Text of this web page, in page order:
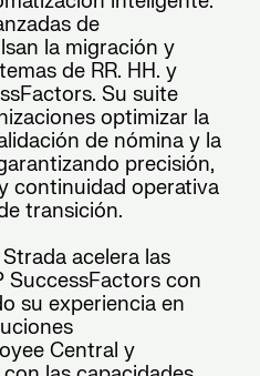
de
la migración y
de RR. HH. y
Su suite
optimizar la
de nómina y la
precisión,
continuidad operativa
transición.
acelera las
SuccessFactors con
su experiencia en
Central y